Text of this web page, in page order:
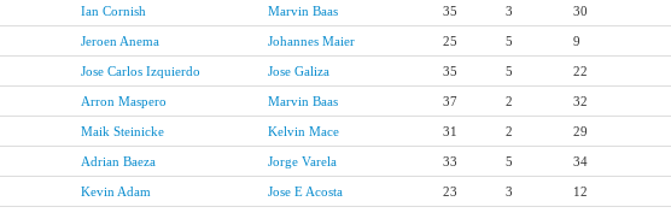
Ian Cornish Marvin Baas 35 3 30
Jeroen Anema Johannes Maier 25 5 9
Jose Carlos Izquierdo Jose Galiza 35 5 22
Arron Maspero Marvin Baas 37 2 32
Maik Steinicke Kelvin Mace 31 2 29
Adrian Baeza Jorge Varela 33 5 34
Kevin Adam Jose E Acosta 23 3 12